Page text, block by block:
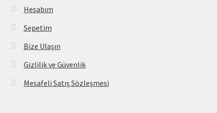
Hesabım
Sepetim
Bize Ulaşın
Gizlilik ve Güvenlik
Mesafeli Satış Sözleşmesi